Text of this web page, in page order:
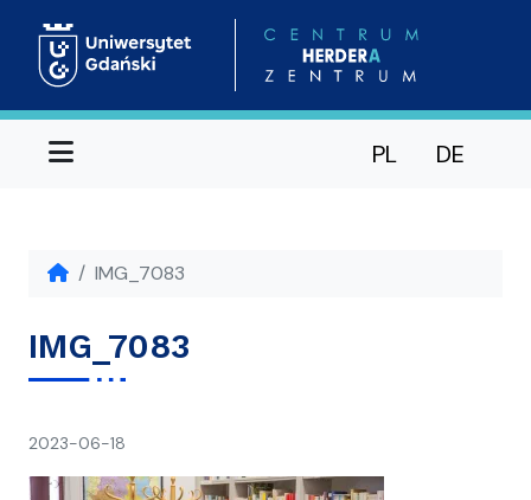
Menu PL DE
IMG_7083
IMG_7083
2023-06-18